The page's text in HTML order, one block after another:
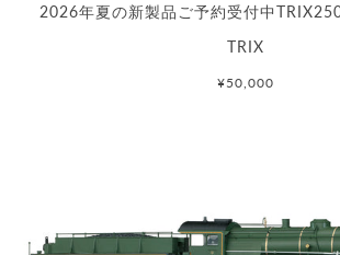
2026年夏の新製品ご予約受付中
TRIX
¥50,000